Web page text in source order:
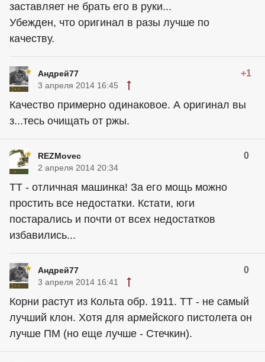
заставляет не брать его в руки...
Убежден, что оригинал в разы лучше по
качеству.
Андрей77 +1
3 апреля 2014 16:45
Качество примерно одинаковое. А оригинал вы
з...тесь очищать от ржы.
REZMovec 0
2 апреля 2014 20:34
ТТ - отличная машинка! За его мощь можно
простить все недостатки. Кстати, юги
постарались и почти от всех недостатков
избавились...
Андрей77 0
3 апреля 2014 16:41
Корни растут из Кольта обр. 1911. ТТ - не самый
лучший клон. Хотя для армейского пистолета он
лучше ПМ (но еще лучше - Стечкин).